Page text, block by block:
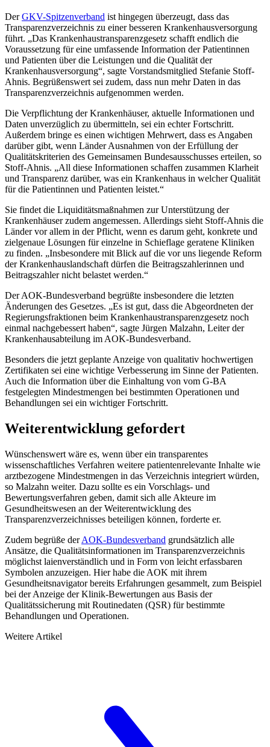
DerGKV-Spitzenverband ist hingegen überzeugt, dass das
Transparenzverzeichnis zu einer besseren Kranken­hausversorgung
führt. „Das Krankenhaustransparenzgesetz schafft endlich die
Voraussetzung für eine umfas­sende Information der Patientinnen
und Patienten über die Leistungen und die Qualität der
Krankenhaus­ver­sorgung“, sagte Vorstandsmitglied Stefanie Stoff-
Ahnis. Begrüßenswert sei zudem, dass nun mehr Daten in das
Transparenzverzeichnis aufgenommen werden.
Die Verpflichtung der Krankenhäuser, aktuelle Informationen und
Daten unverzüglich zu übermitteln, sei ein echter Fortschritt.
Außerdem bringe es einen wichtigen Mehrwert, dass es Angaben
darüber gibt, wenn Länder Ausnahmen von der Erfüllung der
Qualitätskriterien des Gemeinsamen Bundesausschusses erteilen, so
Stoff-Ahnis. „All diese Informationen schaffen zusammen Klarheit
und Transparenz darüber, was ein Krankenhaus in welcher Qualität
für die Patientinnen und Patienten leistet.“
Sie findet die Liquiditätsmaßnahmen zur Unterstützung der
Krankenhäuser zudem angemessen. Allerdings sieht Stoff-Ahnis die
Länder vor allem in der Pflicht, wenn es darum geht, konkrete und
zielgenaue Lösungen für einzelne in Schieflage geratene Kliniken
zu finden. „Insbesondere mit Blick auf die vor uns liegende Reform
der Krankenhauslandschaft dürfen die Beitragszahlerinnen und
Beitragszahler nicht belastet werden.“
Der AOK-Bundesverband begrüßte insbesondere die letzten
Änderungen des Gesetzes. „Es ist gut, dass die Ab­geordneten der
Regierungsfraktionen beim Krankenhaustransparenzgesetz noch
einmal nachgebessert haben“, sagte Jürgen Malzahn, Leiter der
Krankenhausabteilung im AOK-Bundesverband.
Besonders die jetzt geplante Anzeige von qualitativ hochwertigen
Zertifikaten sei eine wichtige Verbesserung im Sinne der Patienten.
Auch die Information über die Einhaltung von vom G-BA
festgelegten Mindestmengen bei bestimmten Operationen und
Behandlungen sei ein wichtiger Fortschritt.
Weiterentwicklung gefordert
Wünschenswert wäre es, wenn über ein transparentes
wissenschaftliches Verfahren weitere patientenrelevante Inhalte wie
arztbezogene Mindestmengen in das Verzeichnis integriert würden,
so Malzahn weiter. Dazu sollte es ein Vorschlags- und
Bewertungsverfahren geben, damit sich alle Akteure im
Gesundheitswesen an der Wei­terentwicklung des
Transparenzverzeichnisses beteiligen können, forderte er.
Zudem begrüße derAOK-Bundesverband grundsätzlich alle
Ansätze, die Qualitätsinformationen im Transpa­renz­verzeichnis
möglichst laienverständlich und in Form von leicht erfassbaren
Symbolen anzuzeigen. Hier habe die AOK mit ihrem
Gesundheitsnavigator bereits Erfahrungen gesammelt, zum Beispiel
bei der Anzeige der Klinik-Bewertungen aus Basis der
Qualitätssicherung mit Routinedaten (QSR) für bestimmte
Behandlungen und Operationen.
Weitere Artikel